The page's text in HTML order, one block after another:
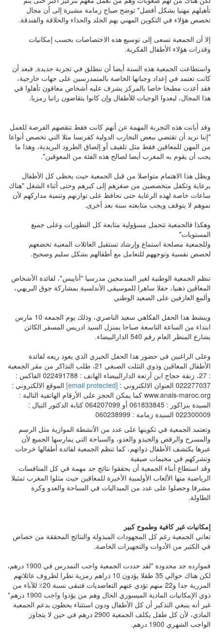
تأهيلهم مهنيا بشكل أفضل" توضح صباح زمامة مشيرة إلى أن مجال
تخصص هؤلاء في التكوين المهني يهم الجلد والحذاء والحلاقة والفندقة.
إلا أن الجمعية تسعى إلى توسيع هذه الاختصاصات بحسب إمكانيات
وقدرات هؤلاء الأطفال الفكرية.
واستطاعت الجمعية هذه السنة أيضا أن تنطلق في تجربة جديدة, فبعد أن
كانت تعتمد في إعداد وجباتها الخاصة بالمتمدرسين على جهات خارجية،
فقد أعدت مطبخا خاصا بالمركز يشرف عليه أشخاص معاقون تأهلوا في
هذا المجال، ليعدوا الوجبات للأطفال وإن كانوا يتقاضون راتبا رمزيا.
وقد أبانت هذه التجربة المهمة عن أنهم كانت فقط تنقصهم الفرصة للعمل
"إننا نريد أن تقتضي ببعض التجارب الدولية كفرنسا مثلا التي تخصص أنواعا
من المهن للمعاقين فقط مثل تلفيف أو إلصاق الطرود البريدية، وهذا ما
يجب أن يقوم به المغرب أيضا لصالح هذه الفئة من المعوقين".
ويظل هذا الاهتمام متواصلا من قبل الجمعية حيث يحظى كل الأطفال
برعاية وتكفل متخصصين من صغرهم إلى كبرهم وحتى أثناء الشغل "هناك
ساعات خاصة لهذه الرعاية حتى نحافظ على توازنهم وتنمية مداركهم لأن
نموهم لا يتوقف ويجب متابعته سنة بعد أخرى.
وهكذا فالجمعية تتحمل مسؤولية متابعة كل التطورات وعلى جميع
المستويات"
وللجمعية مصلحة استماع وإرشاد تستقبل العائلات المعنية تخضعهم
لحصص نفسية وتوجههم للتعامل مع أطفالهم بشكل سليم وصحيح.
تنظم الجمعية الوطنية لغير المندمجين مدرسيا "أناييس"، لفائدة الأشخاص
المعاقين ذهنيا، حفلا ساهرا للموسيقى الأندلسية بمشاركة جوق البريهي،
وألمع العازفين على الصعيد الوطني
وينشط هذا الحفل الفكاهي سعيد الناصري، وذلك يوم الجمعة 10 مارس
ابتداء من الساعة التاسعة صباحا بمنزل السيد ادريس المسفر الكائن
بشارع المنظر العام رقم 540 الدارالبيضاء.
وعلى الراغبين في حضور هذا الحفل الخيري الذي يعود ريعه لفائدة
الأطفال المعاقين وذوي التثلت الصبغي 21، طلب التذاكر من مقر الجمعية
: 27، زنقة حجاج ابن أرتعة الدارالبيضاء الهاتف : 022491788 الفاكس :
022277037 العنوان الالكتروني :
[email protected]
الموقع الالكتروني :
www.anais-maroc.org كما يمكن الحجز على الأرقام الهاتفية التالية :
السيدة بنزاكور : 061833845 أو 064207099 كتابة الدكتور التيال :
022300009 السيدة زمامة : 060238999
وتعتمد الجمعية في تكوينها على عدد من الأنشطة الموازية مثل الرسم
والمسرح والرقص والجيدو والعدو، والسباحة التي يمارسها الجميع لأن
عبرها يكتشف الأطفال ذواتهم، كما تنظم الجمعية لفائدة أطفالها خرجات
وتشركهم في مخيمات صيفية
وقد استطاع أبناء الجمعية أن يحققوا نتائج جد مهمة في كل المنافسات
الرياضية منها الألعاب الأولمبية الأخيرة للمعاقين حيث مثلوا المغرب تمثيلا
مشرفا وحصلوا على عدد من الميداليات في السباحة والعدو وكرة
الطاولة.
إمكانيات غير كافية وطموح كبير
تعاني الجمعية رغم كل المجهودات المبذولة والنتائج المحققة من خصاص
في الكثير من الأدوات والتجهيزات الخاصة.
فموارده جد محدودة "لقد حددت الجمعية واجب التمدرس في 1900 درهم،
لكن هناك حوالي 35 طفلا يؤدون 10 دراهم رمزية نظرا لظروف عائلاتهم
المزرية جدا و22 منهم تؤدي عنهم التعاضديات فتبقى نسبة 20٪ للآباء من
ذوي الإمكانيات المادية الميسوري الحال وهم من يؤدوا واجب 1900 درهم"
غير أنه ينبغي التذكير أن كل الأطفال ودون استثناء يحظون بدعم الجمعية
المادي، لأن كل طفل يكلف الجمعية 2900 درهم في حين لا يتجاوز
الواجب الشهري 1900 درهم.